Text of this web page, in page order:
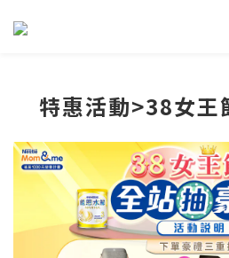
特惠活動>38女王